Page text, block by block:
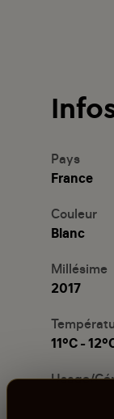
Pays
France
Couleur
Blanc
Millésime
2017
11°C -
Usage/